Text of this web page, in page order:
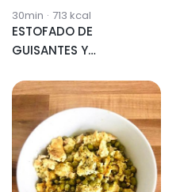
30min · 713 kcal
ESTOFADO DE
GUISANTES Y